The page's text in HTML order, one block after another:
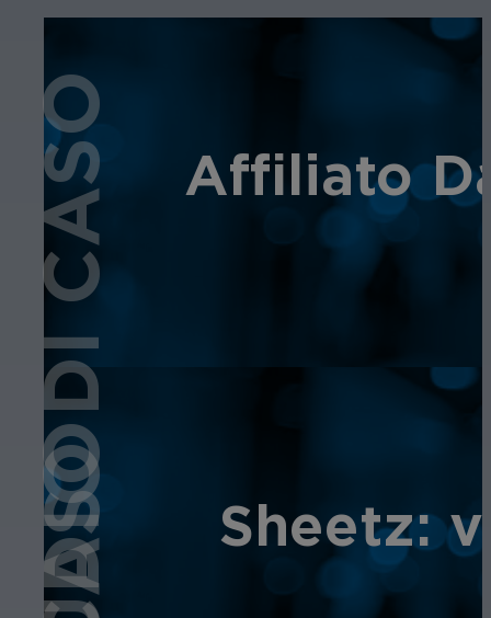
STUDIO DI CASO Affiliato
Sheetz: